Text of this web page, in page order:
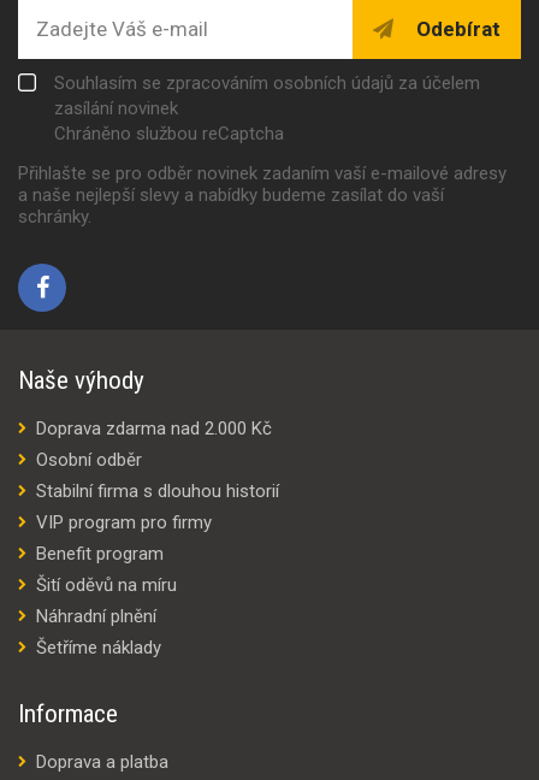
Odebírat
Souhlasím se zpracováním osobních údajů za účelem
zasílání novinek
Chráněno službou reCaptcha
Přihlašte se pro odběr novinek zadaním vaší e-mailové adresy
a naše nejlepší slevy a nabídky budeme zasílat do vaší
schránky.
Naše výhody
Doprava zdarma nad 2.000 Kč
Osobní odběr
Stabilní firma s dlouhou historií
VIP program pro firmy
Benefit program
Šití oděvů na míru
Náhradní plnění
Šetříme náklady
Informace
Doprava a platba